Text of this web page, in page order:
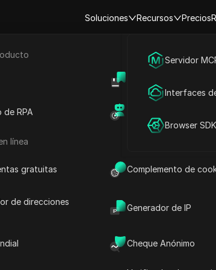
Soluciones
electrónico Marketing en
Publicidad
Compartir cuenta
Recursos
de RPA
línea
gratuitas Complemento de
de direcciones
Generador de IP
Cheque Anónimo
Precios
Servidor
Interfaces
Browser SDK
Hacer preguntas
Abrir en
Abrir en
ultrarrápidos y precios imbatibles
es IpnProxy?